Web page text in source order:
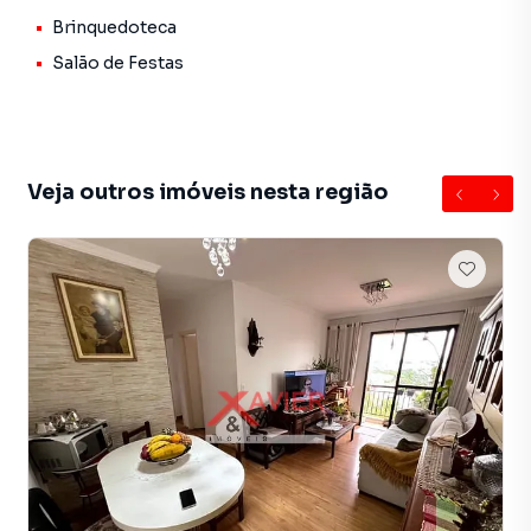
O condomínio oferece uma completa infraestrutura de
Salão de jogos;
Brinquedoteca;
Academia equipada;
Mercadinho interno;
Feira semanal.
Localização privilegiada, em uma das regiões mais nobres
e desejadas de Guarulhos, com fácil acesso a uma ampla
rede de comércios, serviços, escolas e principais vias da
cidade.
Valor de venda: R$ 699.000,00
Condomínio: R$ 950,00
Brinquedoteca
Salão de Festas
Veja outros imóveis nesta região